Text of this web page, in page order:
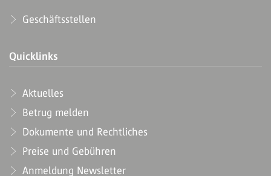
Geschäftsstellen
Quicklinks
Aktuelles
Betrug melden
Dokumente und Rechtliches
Preise und Gebühren
Anmeldung Newsletter